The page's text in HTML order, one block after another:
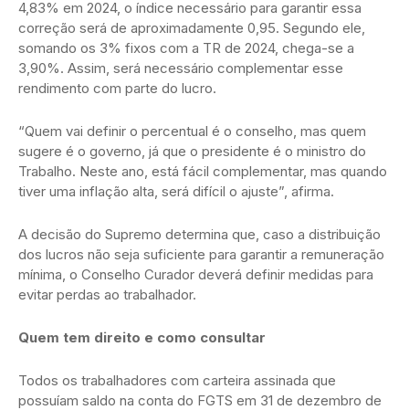
4,83% em 2024, o índice necessário para garantir essa
correção será de aproximadamente 0,95. Segundo ele,
somando os 3% fixos com a TR de 2024, chega-se a
3,90%. Assim, será necessário complementar esse
rendimento com parte do lucro.
“Quem vai definir o percentual é o conselho, mas quem
sugere é o governo, já que o presidente é o ministro do
Trabalho. Neste ano, está fácil complementar, mas quando
tiver uma inflação alta, será difícil o ajuste”, afirma.
A decisão do Supremo determina que, caso a distribuição
dos lucros não seja suficiente para garantir a remuneração
mínima, o Conselho Curador deverá definir medidas para
evitar perdas ao trabalhador.
Quem tem direito e como consultar
Todos os trabalhadores com carteira assinada que
possuíam saldo na conta do FGTS em 31 de dezembro de